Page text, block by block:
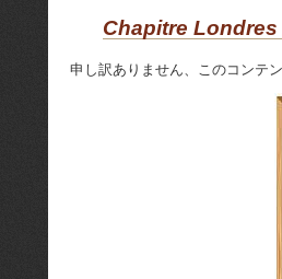
Chapitre
申し訳ありません、このコンテ